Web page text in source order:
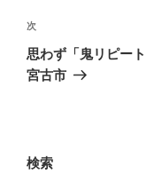
ゲ
ー
シ
次
の
投
次
思わず「鬼リピー
宮古市
検索